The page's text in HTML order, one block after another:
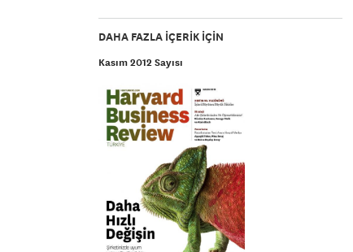
DAHA FAZLA IÇERIK IÇIN
Kasım 2012 Sayısı